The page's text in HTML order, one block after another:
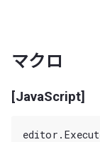
マクロ
[JavaScript]